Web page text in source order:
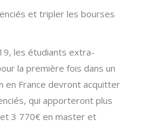
et tripler les bourses
les étudiants extra-
la première fois dans un
en France devront acquitter
qui apporteront plus
et 3 770€ en master et